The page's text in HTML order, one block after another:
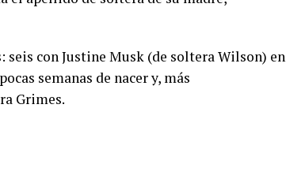
seis con Justine Musk (de soltera Wilson) en
semanas de nacer y, más
Grimes.